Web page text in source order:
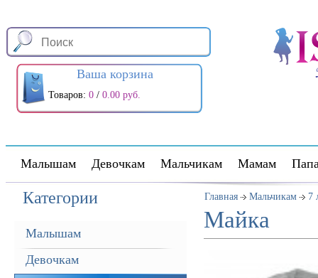
Ваша корзина
Товаров: 0 / 0.00 руб.
Малышам Девочкам Мальчикам Мамам
Категории
Малышам
Девочкам
Главная Мальчикам 7
Майка